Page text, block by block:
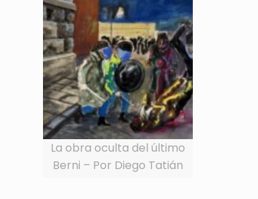
La obra oculta del último
Berni – Por Diego Tatián